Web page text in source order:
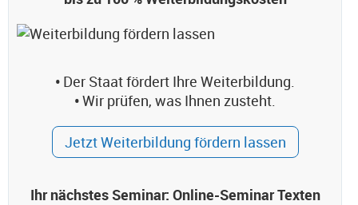
• Der Staat fördert Ihre Weiterbildung.
•Wir prüfen, was Ihnen zusteht.
Jetzt Weiterbildung fördern lassen
Ihr nächstes Seminar: Online-Seminar Texten